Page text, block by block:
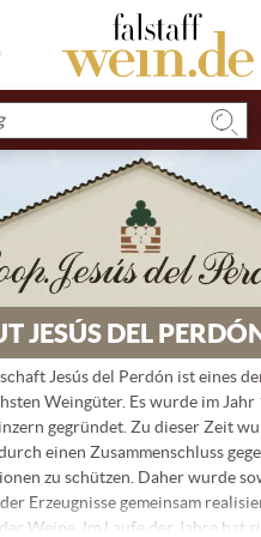
JESÚS DEL
Jesús del Perdón ist eines
Weingüter. Es wurde im Jahr
gegründet. Zu dieser Zeit
einen Zusammenschluss
zu schützen. Daher wurde
Erzeugnisse gemeinsam
Weine. Im Laufe der Jahre hat